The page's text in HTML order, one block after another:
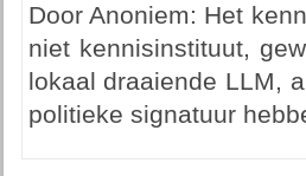
Door Anoniem: Het
niet kennisinstituut,
lokaal draaiende LLM,
politieke signatuur